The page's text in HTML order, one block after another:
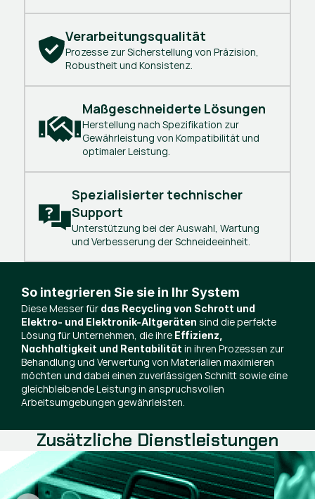
Verarbeitungsqualität
Prozesse zur Sicherstellung von Präzision,
Robustheit und Konsistenz.
Maßgeschneiderte Lösungen
Herstellung nach Spezifikation zur
Gewährleistung von Kompatibilität und
optimaler Leistung.
Spezialisierter technischer
Support
Unterstützung bei der Auswahl, Wartung
und Verbesserung der Schneideeinheit.
So integrieren Sie sie in Ihr System
Diese Messer für das Recycling von Schrott und
Elektro- und Elektronik-Altgeräten sind die perfekte
Lösung für Unternehmen, die ihre Effizienz,
Nachhaltigkeit und Rentabilität in ihren Prozessen zur
Behandlung und Verwertung von Materialien maximieren
möchten und dabei einen zuverlässigen Schnitt sowie eine
gleichbleibende Leistung in anspruchsvollen
Arbeitsumgebungen gewährleisten.
Zusätzliche Dienstleistungen